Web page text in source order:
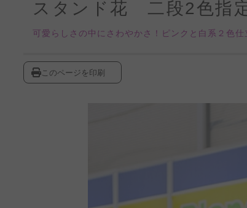
スタンド花 二段2色指
可愛らしさの中にさわやかさ！ピンクと白系２色
このページを印刷